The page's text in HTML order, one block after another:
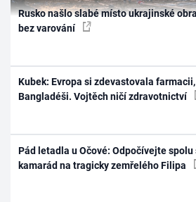
Rusko našlo slabé místo ukrajinské
bez varování
Kubek: Evropa si zdevastovala
Bangladéši. Vojtěch ničí zdravotnictví
Pád letadla u Očové: Odpočívejte spolu
kamarád na tragicky zemřelého Filipa